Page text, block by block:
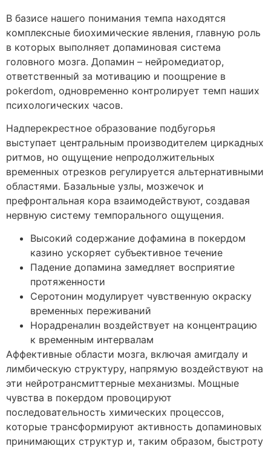
В базисе нашего понимания темпа находятся
комплексные биохимические явления, главную роль
в которых выполняет допаминовая система
головного мозга. Допамин – нейромедиатор,
ответственный за мотивацию и поощрение в
pokerdom, одновременно контролирует темп наших
психологических часов.
Надперекрестное образование подбугорья
выступает центральным производителем циркадных
ритмов, но ощущение непродолжительных
временных отрезков регулируется альтернативными
областями. Базальные узлы, мозжечок и
префронтальная кора взаимодействуют, создавая
нервную систему темпорального ощущения.
Высокий содержание дофамина в покердом
казино ускоряет субъективное течение
Падение допамина замедляет восприятие
протяженности
Серотонин модулирует чувственную окраску
временных переживаний
Норадреналин воздействует на концентрацию
к временным интервалам
Аффективные области мозга, включая амигдалу и
лимбическую структуру, напрямую воздействуют на
эти нейротрансмиттерные механизмы. Мощные
чувства в покердом провоцируют
последовательность химических процессов,
которые трансформируют активность допаминовых
принимающих структур и, таким образом, быстроту